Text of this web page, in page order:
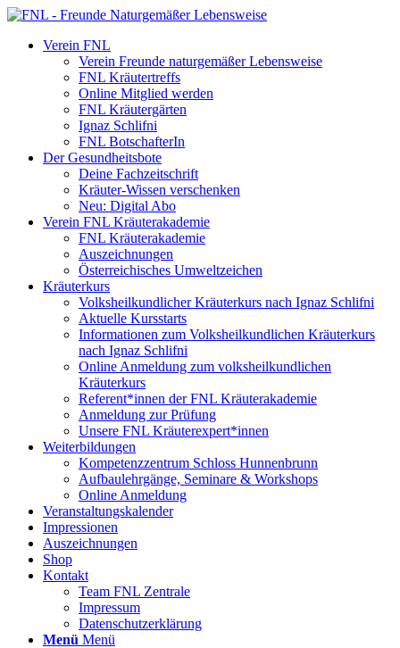
Verein FNL
Verein Freunde naturgemäßer Lebensweise
FNL Kräutertreffs
Online Mitglied werden
FNL Kräutergärten
Ignaz Schlifni
FNL BotschafterIn
Der Gesundheitsbote
Deine Fachzeitschrift
Kräuter-Wissen verschenken
Neu: Digital Abo
Verein FNL Kräuterakademie
FNL Kräuterakademie
Auszeichnungen
Österreichisches Umweltzeichen
Kräuterkurs
Volksheilkundlicher Kräuterkurs nach Ignaz Schlifni
Aktuelle Kursstarts
Informationen zum Volksheilkundlichen Kräuterkurs
nach Ignaz Schlifni
Online Anmeldung zum volksheilkundlichen
Kräuterkurs
Referent*innen der FNL Kräuterakademie
Anmeldung zur Prüfung
Unsere FNL Kräuterexpert*innen
Weiterbildungen
Kompetenzzentrum Schloss Hunnenbrunn
Aufbaulehrgänge, Seminare & Workshops
Online Anmeldung
Veranstaltungskalender
Impressionen
Auszeichnungen
Shop
Kontakt
Team FNL Zentrale
Impressum
Datenschutzerklärung
Menü Menü